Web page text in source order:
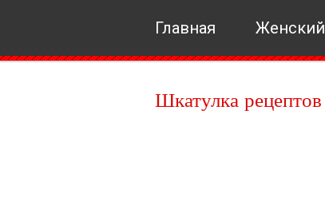
Главная
Шкатулка рецептов